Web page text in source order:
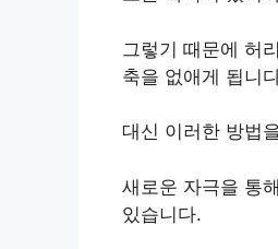
그렇기 때문에 허
축을 없애게 됩니
대신 이러한 방법
새로운 자극을 통
있습니다.